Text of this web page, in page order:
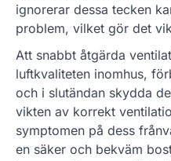
ignorerar dessa tecken
problem, vilket gör det
Att snabbt åtgärda
luftkvaliteten inomhus,
och i slutändan skydda
vikten av korrekt
symptomen på dess
en säker och bekväm